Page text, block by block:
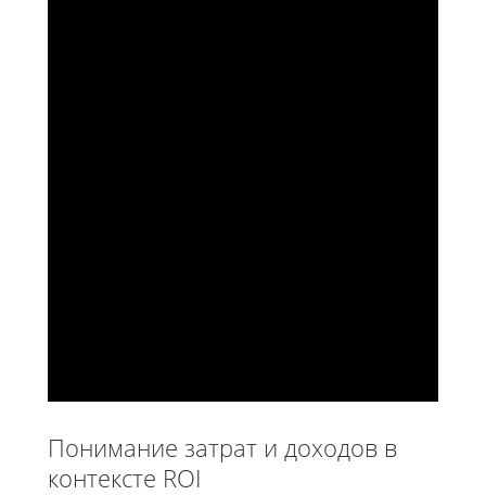
Понимание затрат и доходов в
контексте ROI